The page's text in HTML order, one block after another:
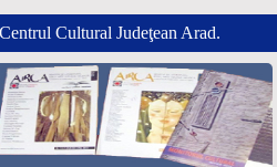
Cultural Judeţean Arad.